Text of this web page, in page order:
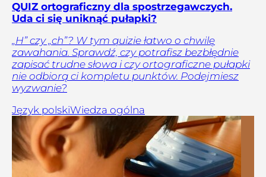
QUIZ ortograficzny dla spostrzegawczych.
Uda ci się uniknąć pułapki?
„H” czy „ch”? W tym quizie łatwo o chwilę
zawahania. Sprawdź, czy potrafisz bezbłędnie
zapisać trudne słowa i czy ortograficzne pułapki
nie odbiorą ci kompletu punktów. Podejmiesz
wyzwanie?
Język polskiWiedza ogólna